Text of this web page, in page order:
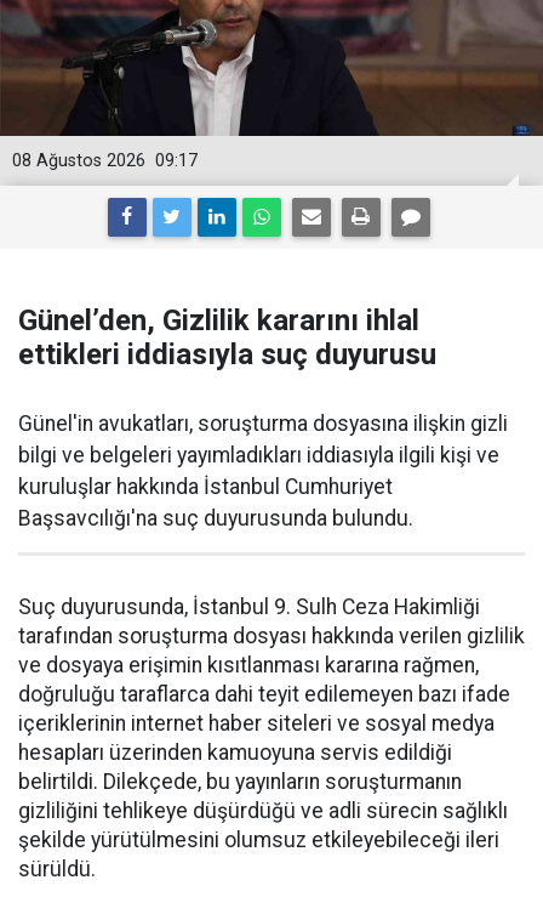
09:17
08 Ağustos 2026
Günel’den, Gizlilik kararını ihlal
ettikleri iddiasıyla suç duyurusu
Günel'in avukatları, soruşturma dosyasına ilişkin gizli
bilgi ve belgeleri yayımladıkları iddiasıyla ilgili kişi ve
kuruluşlar hakkında İstanbul Cumhuriyet
Başsavcılığı'na suç duyurusunda bulundu.
Suç duyurusunda, İstanbul 9. Sulh Ceza Hakimliği
tarafından soruşturma dosyası hakkında verilen gizlilik
ve dosyaya erişimin kısıtlanması kararına rağmen,
doğruluğu taraflarca dahi teyit edilemeyen bazı ifade
içeriklerinin internet haber siteleri ve sosyal medya
hesapları üzerinden kamuoyuna servis edildiği
belirtildi. Dilekçede, bu yayınların soruşturmanın
gizliliğini tehlikeye düşürdüğü ve adli sürecin sağlıklı
şekilde yürütülmesini olumsuz etkileyebileceği ileri
sürüldü.